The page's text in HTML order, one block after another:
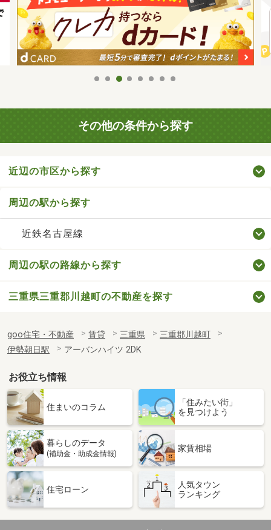
その他の条件から探す
近辺の市区から探す
周辺の駅から探す
近鉄名古屋線
周辺の駅の路線から探す
三重県三重郡川越町の不動産を探す
goo住宅・不動産 賃貸 三重県
三重郡川越町
伊勢朝日駅
アーバンハイツ 2DK
お役立ち情報
住まいのコラム
「住みたい街」
を見つけよう
暮らしのデータ
(補助金・助成金情報)
家賃相場
住宅ローン
人気タウン
ランキング